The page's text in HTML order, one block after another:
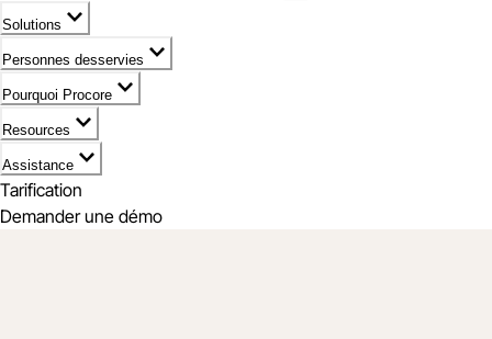
Solutions
Personnes desservies
Pourquoi Procore
Resources
Assistance
Tarification
Demander une démo